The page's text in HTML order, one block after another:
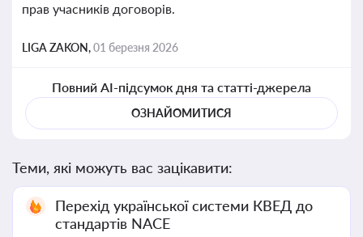
прав учасників договорів.
LIGA ZAKON,01 березня 2026
Повний AI-підсумок дня та статті-джерела
ОЗНАЙОМИТИСЯ
Теми, які можуть вас зацікавити:
Перехід української системи КВЕД до
стандартів NACE